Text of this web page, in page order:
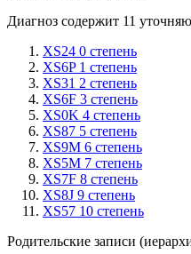
Диагноз содержит 11
XS24 0 степень
XS6P 1 степень
XS31 2 степень
XS6F 3 степень
XS0K 4 степень
XS87 5 степень
XS9M 6 степень
XS5M 7 степень
XS7F 8 степень
XS8J 9 степень
XS57 10 степень
Родительские записи